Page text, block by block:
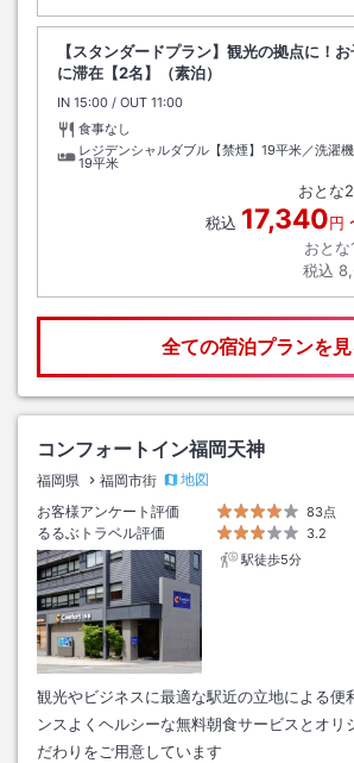
【スタンダードプラン】観光の拠点に！
に滞在【2名】（素泊）
IN チェックイン
15:00 / OUT チェックアウト
11:00
食事なし
レジデンシャルダブル【禁煙】19平米／洗濯
19平米
おとな2
税込 17,340円
おとな
税込
全ての宿泊プランを
コンフォートイン福岡天神
福岡県 福岡市街
地図
お客様アンケート評価
83点
るるぶトラベル評価
3.2
駅徒歩5分
観光やビジネスに最適な駅近の立地による便
ンスよくヘルシーな無料朝食サービスとオリ
だわりをご用意しています